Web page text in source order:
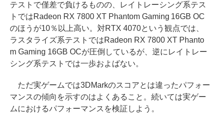
テストで僅差で負けるものの、レイトレーシング系テス
トではRadeon RX 7800 XT Phantom Gaming 16GB OC
のほうが10％以上高い。対RTX 4070という観点では、
ラスタライズ系テストではRadeon RX 7800 XT Phanto
m Gaming 16GB OCが圧倒しているが、逆にレイトレー
シング系テストでは一歩およばない。
ただ実ゲームでは3DMarkのスコアとは違ったパフォー
マンスの傾向を示すのはよくあること。続いては実ゲー
ムにおけるパフォーマンスを検証しよう。